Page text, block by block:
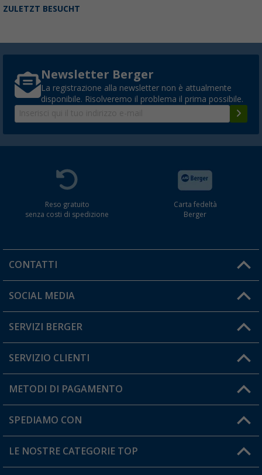
ZULETZT BESUCHT
Newsletter Berger
La registrazione alla newsletter non è attualmente
disponibile. Risolveremo il problema il prima possibile.
Reso gratuito
senza costi di spedizione
Carta fedeltà
Berger
CONTATTI
Orari di apertura del servizio:
Hai una domanda?
SOCIAL MEDIA
SERVIZI BERGER
Diventare rivenditori
Il mio Account
Carta fedeltà Berger
SERVIZIO CLIENTI
Informazioni sulla spedizione
Resi
FAQ e Contatti
METODI DI PAGAMENTO
SPEDIAMO CON
LE NOSTRE CATEGORIE TOP